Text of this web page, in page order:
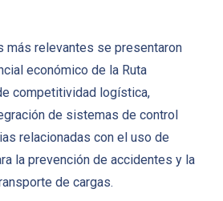
más relevantes se presentaron
económico de la Ruta
competitividad logística,
de sistemas de control
relacionadas con el uso de
la prevención de accidentes y la
de cargas.